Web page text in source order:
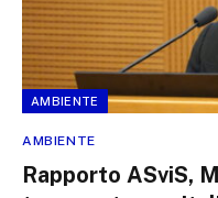
AMBIENTE
AMBIENTE
Rapporto ASviS,